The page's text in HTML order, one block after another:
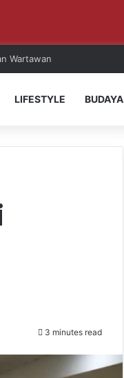
Wartawan
LIFESTYLE BUDAYA
3 minutes read